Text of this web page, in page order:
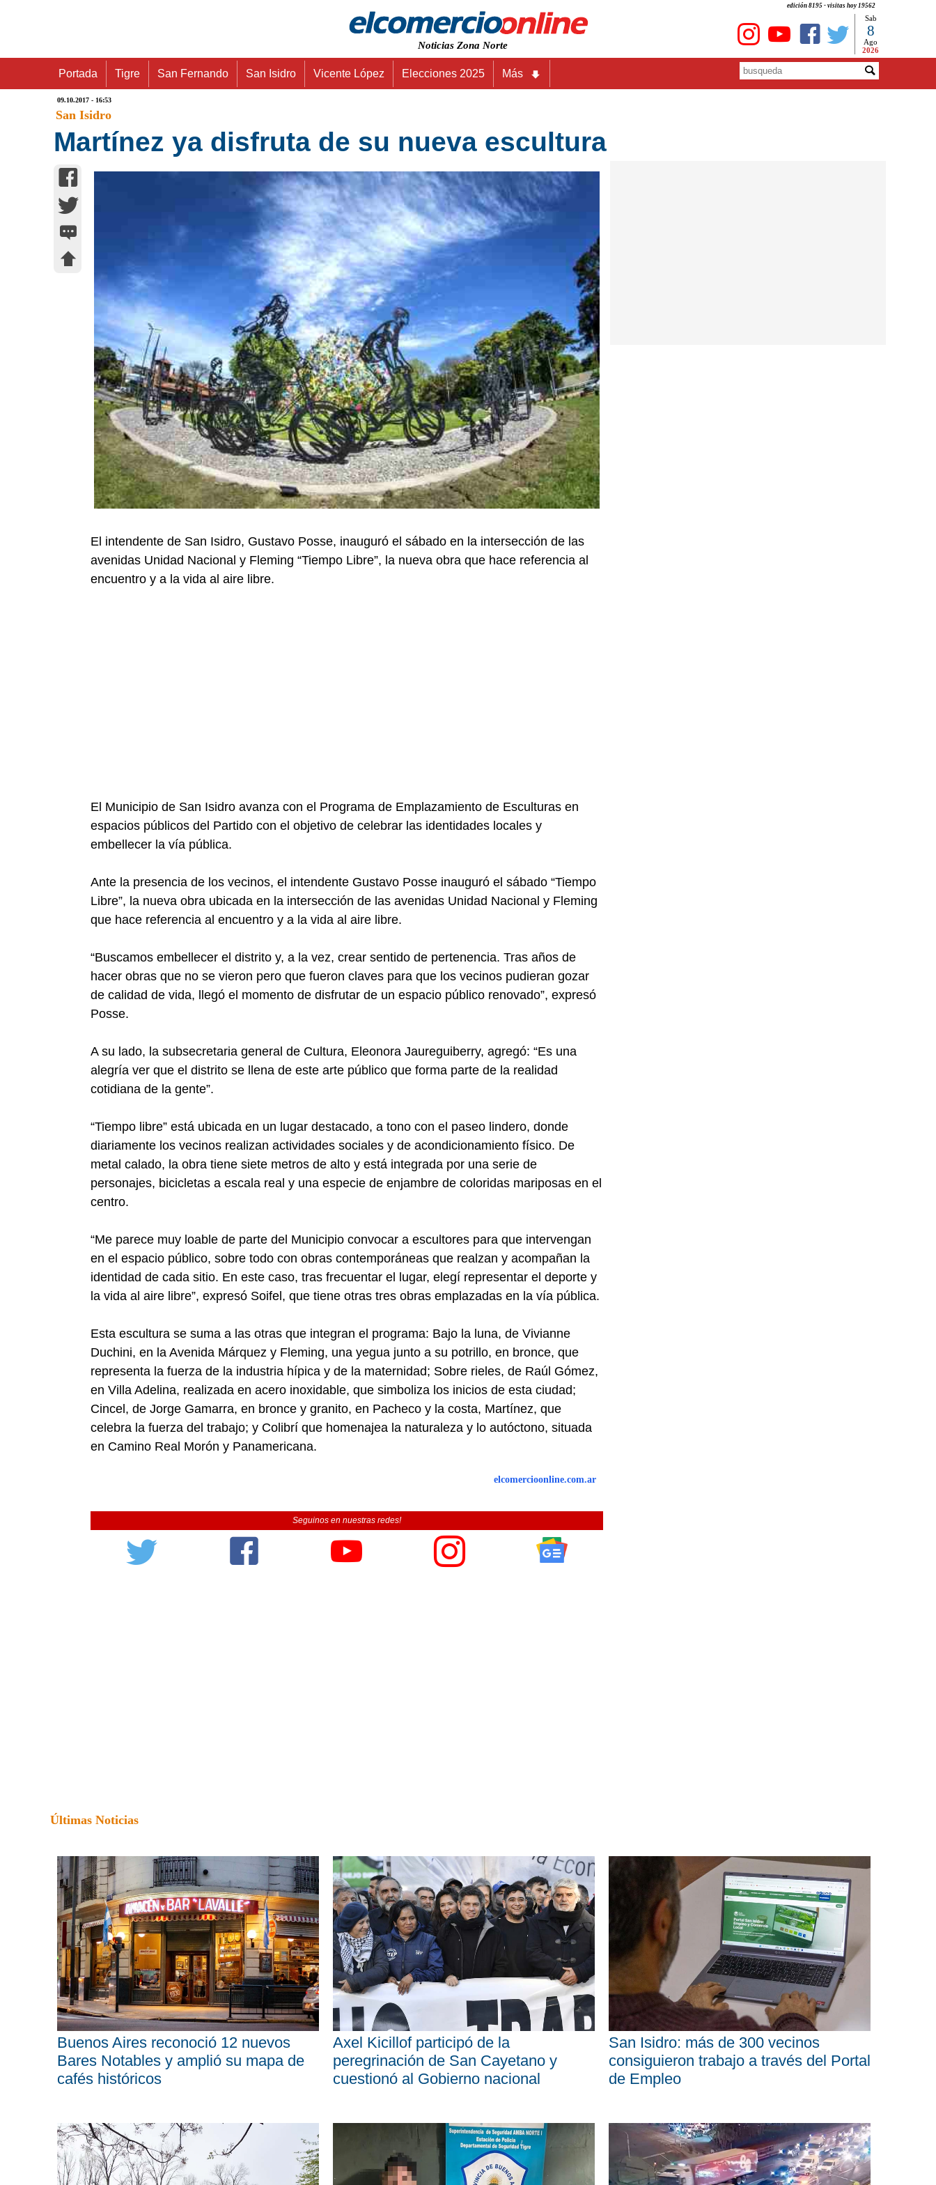
edición 8195 - visitas hoy 19562
Noticias Zona Norte
Sab
8
Ago
2026
Portada Tigre San Fernando San Isidro Vicente López Elecciones 2025 Más
09.10.2017 - 16:53
San Isidro
Martínez ya disfruta de su nueva escultura
El intendente de San Isidro, Gustavo Posse, inauguró el sábado en la intersección de las
avenidas Unidad Nacional y Fleming “Tiempo Libre”, la nueva obra que hace referencia al
encuentro y a la vida al aire libre.
El Municipio de San Isidro avanza con el Programa de Emplazamiento de Esculturas en
espacios públicos del Partido con el objetivo de celebrar las identidades locales y
embellecer la vía pública.
Ante la presencia de los vecinos, el intendente Gustavo Posse inauguró el sábado “Tiempo
Libre”, la nueva obra ubicada en la intersección de las avenidas Unidad Nacional y Fleming
que hace referencia al encuentro y a la vida al aire libre.
“Buscamos embellecer el distrito y, a la vez, crear sentido de pertenencia. Tras años de
hacer obras que no se vieron pero que fueron claves para que los vecinos pudieran gozar
de calidad de vida, llegó el momento de disfrutar de un espacio público renovado”, expresó
Posse.
A su lado, la subsecretaria general de Cultura, Eleonora Jaureguiberry, agregó: “Es una
alegría ver que el distrito se llena de este arte público que forma parte de la realidad
cotidiana de la gente”.
“Tiempo libre” está ubicada en un lugar destacado, a tono con el paseo lindero, donde
diariamente los vecinos realizan actividades sociales y de acondicionamiento físico. De
metal calado, la obra tiene siete metros de alto y está integrada por una serie de
personajes, bicicletas a escala real y una especie de enjambre de coloridas mariposas en el
centro.
“Me parece muy loable de parte del Municipio convocar a escultores para que intervengan
en el espacio público, sobre todo con obras contemporáneas que realzan y acompañan la
identidad de cada sitio. En este caso, tras frecuentar el lugar, elegí representar el deporte y
la vida al aire libre”, expresó Soifel, que tiene otras tres obras emplazadas en la vía pública.
Esta escultura se suma a las otras que integran el programa: Bajo la luna, de Vivianne
Duchini, en la Avenida Márquez y Fleming, una yegua junto a su potrillo, en bronce, que
representa la fuerza de la industria hípica y de la maternidad; Sobre rieles, de Raúl Gómez,
en Villa Adelina, realizada en acero inoxidable, que simboliza los inicios de esta ciudad;
Cincel, de Jorge Gamarra, en bronce y granito, en Pacheco y la costa, Martínez, que
celebra la fuerza del trabajo; y Colibrí que homenajea la naturaleza y lo autóctono, situada
en Camino Real Morón y Panamericana.
elcomercioonline.com.ar
Seguinos en nuestras redes!
Últimas Noticias
Buenos Aires reconoció 12 nuevos
Bares Notables y amplió su mapa de
cafés históricos
Axel Kicillof participó de la
peregrinación de San Cayetano y
cuestionó al Gobierno nacional
San Isidro: más de 300 vecinos
consiguieron trabajo a través del Portal
de Empleo